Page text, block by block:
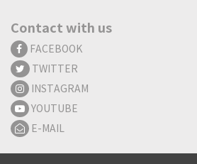
Contact with us
FACEBOOK
TWITTER
INSTAGRAM
YOUTUBE
E-MAIL